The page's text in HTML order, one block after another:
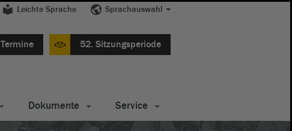
Leichte Sprache Sprachauswahl
Termine 52. Sitzungsperiode
Dokumente Service